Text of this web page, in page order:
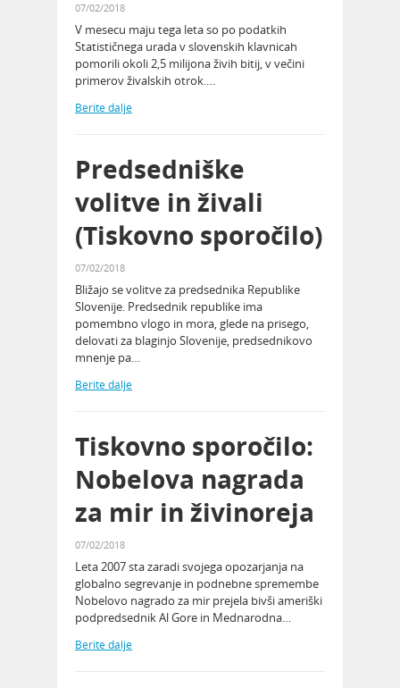
07/02/2018
V mesecu maju tega leta so po podatkih
Statističnega urada v slovenskih klavnicah
pomorili okoli 2,5 milijona živih bitij, v večini
primerov živalskih otrok.…
Berite dalje
Predsedniške
volitve in živali
(Tiskovno sporočilo)
07/02/2018
Bližajo se volitve za predsednika Republike
Slovenije. Predsednik republike ima
pomembno vlogo in mora, glede na prisego,
delovati za blaginjo Slovenije, predsednikovo
mnenje pa…
Berite dalje
Tiskovno sporočilo:
Nobelova nagrada
za mir in živinoreja
07/02/2018
Leta 2007 sta zaradi svojega opozarjanja na
globalno segrevanje in podnebne spremembe
Nobelovo nagrado za mir prejela bivši ameriški
podpredsednik Al Gore in Mednarodna…
Berite dalje